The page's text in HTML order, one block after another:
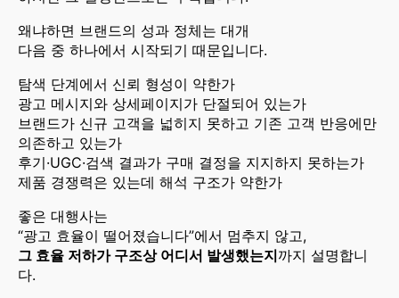
왜냐하면 브랜드의 성과 정체는 대개
다음 중 하나에서 시작되기 때문입니다.
탐색 단계에서 신뢰 형성이 약한가
광고 메시지와 상세페이지가 단절되어 있는가
브랜드가 신규 고객을 넓히지 못하고 기존 고객 반응에만
의존하고 있는가
후기·UGC·검색 결과가 구매 결정을 지지하지 못하는가
제품 경쟁력은 있는데 해석 구조가 약한가
좋은 대행사는
“광고 효율이 떨어졌습니다”에서 멈추지 않고,
그 효율 저하가 구조상 어디서 발생했는지까지 설명합니
다.